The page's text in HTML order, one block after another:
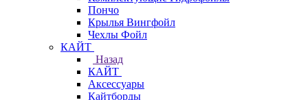
Пончо
Крылья Вингфойл
Чехлы Фойл
КАЙТ
Назад
КАЙТ
Аксессуары
Кайтборды